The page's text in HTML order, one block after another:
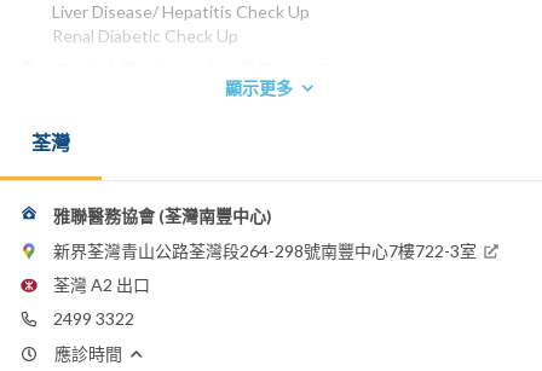
Liver Disease/ Hepatitis Check Up
Renal Diabetic Check Up
香港中文大學職業醫學文憑 2001
電話：
2499 3322
2416 0323
電郵：
顯示更多
荃灣
雅聯醫務協會 (荃灣南豐中心)
新界荃灣青山公路荃灣段264-298號南豐中心7樓722-3室
荃灣 A2 出口
2499 3322
應診時間